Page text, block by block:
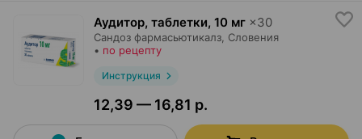
Аудитор, таблетки, 10 мг ×30
Сандоз фармасьютикалз , Словения
• по рецепту
Инструкция
12,39 — 16,81 р.